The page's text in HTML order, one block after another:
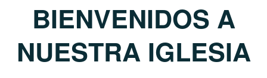
BIENVENIDOS A
NUESTRA IGLESIA